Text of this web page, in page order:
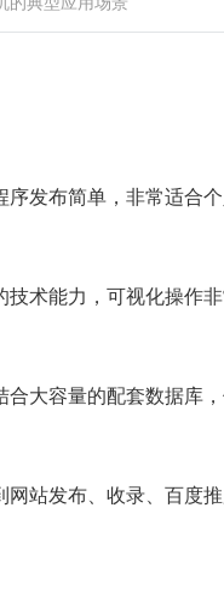
发布简单，非常适合个
术能力，可视化操作
大容量的配套数据库，
站发布、收录、百度